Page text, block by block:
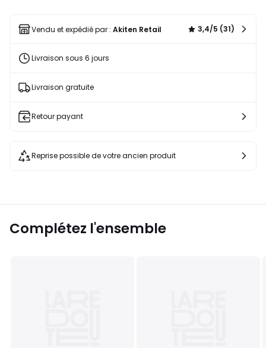
liste
Vendu et expédié par : Akiten Retail 3,4/5 (31)
Livraison sous 6 jours
Livraison gratuite
Retour payant
Reprise possible de votre ancien produit
Complétez l'ensemble